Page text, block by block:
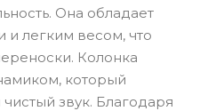
Она обладает
легким весом, что
Колонка
который
звук. Благодаря